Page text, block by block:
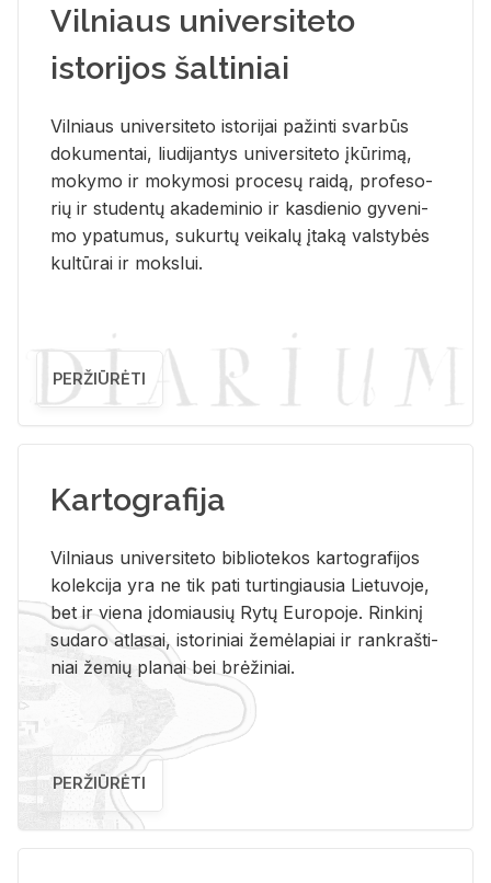
Vilniaus universiteto
istorijos šaltiniai
Vil­niaus uni­ver­si­te­to is­to­ri­jai pa­žin­ti svar­būs
do­ku­men­tai, liu­di­jan­tys uni­ver­si­te­to įkū­ri­mą,
mo­ky­mo ir mo­ky­mo­si pro­ce­sų rai­dą, pro­fe­so­
rių ir stu­den­tų aka­de­mi­nio ir kas­die­nio gy­ve­ni­
mo ypa­tu­mus, su­kur­tų vei­ka­lų įta­ką vals­ty­bės
kul­tū­rai ir moks­lui.
PERŽIŪRĖTI
Kartografija
Vil­niaus uni­ver­si­te­to bi­b­lio­te­kos kar­to­gra­fi­jos
ko­lek­ci­ja yra ne tik pati tur­tin­giau­sia Lie­tu­vo­je,
bet ir vie­na įdo­miau­sių Rytų Eu­ro­po­je. Rin­ki­nį
su­da­ro at­la­sai, is­to­ri­niai že­mė­la­piai ir rank­raš­ti­
niai že­mių pla­nai bei brė­ži­niai.
PERŽIŪRĖTI